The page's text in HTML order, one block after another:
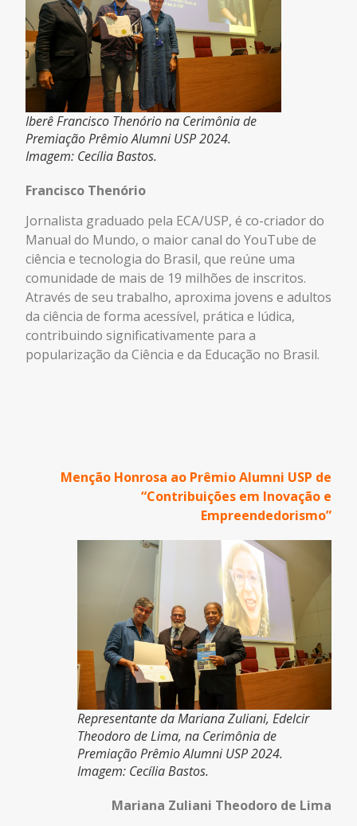
Iberê Francisco Thenório na Cerimônia de
Premiação Prêmio Alumni USP 2024.
Imagem: Cecília Bastos.
Francisco Thenório
Jornalista graduado pela ECA/USP, é co-criador do
Manual do Mundo, o maior canal do YouTube de
ciência e tecnologia do Brasil, que reúne uma
comunidade de mais de 19 milhões de inscritos.
Através de seu trabalho, aproxima jovens e adultos
da ciência de forma acessível, prática e lúdica,
contribuindo significativamente para a
popularização da Ciência e da Educação no Brasil.
Menção Honrosa ao Prêmio Alumni USP de
“Contribuições em Inovação e
Empreendedorismo”
Representante da Mariana Zuliani, Edelcir
Theodoro de Lima, na Cerimônia de
Premiação Prêmio Alumni USP 2024.
Imagem: Cecília Bastos.
Mariana Zuliani Theodoro de Lima